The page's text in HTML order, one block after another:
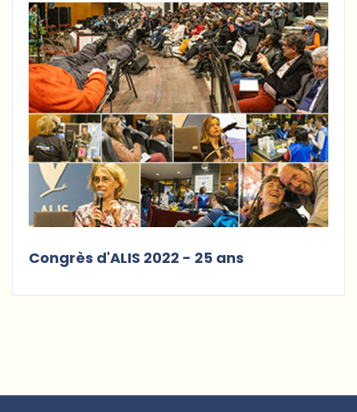
Congrès d'ALIS 2022 - 25 ans